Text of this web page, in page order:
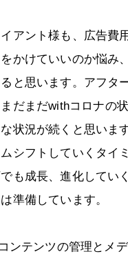
アント様も、広告費
かけていいのか悩み
と思います。アフタ
だまだwithコロナの
状況が続くと思いま
シフトしていくタイ
も成長、進化してい
準備しています。
ンテンツの管理とメ